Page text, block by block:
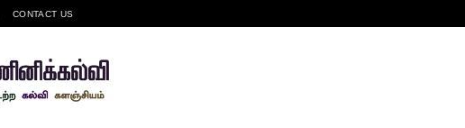
CONTACT US